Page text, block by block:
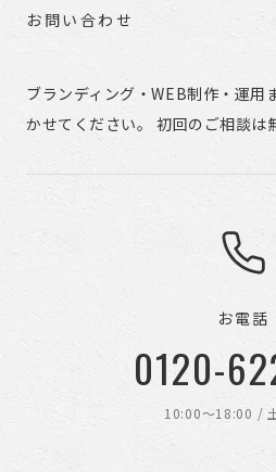
お問い合わせ
ブランディング・WEB制作・運用
かせてください。 初回のご相談は
お電話
0120-
10:00〜18:00 /